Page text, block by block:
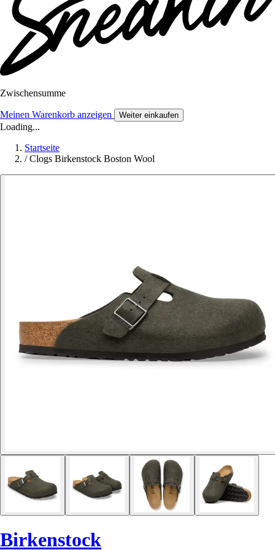
Zwischensumme
Meinen Warenkorb anzeigen Weiter einkaufen
Loading...
Startseite
/ Clogs Birkenstock Boston Wool
Birkenstock